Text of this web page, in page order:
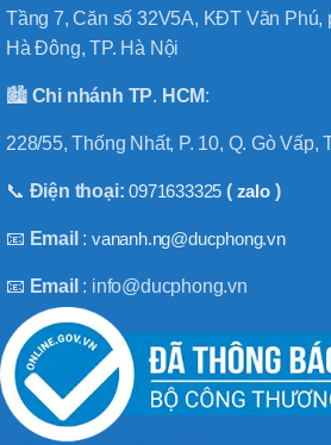
Tầng 7, Căn số 32V5A, KĐT Văn Phú,
Hà Đông, TP. Hà Nội
🏙️ Chi nhánh TP. HCM:
228/55, Thống Nhất, P. 10, Q. Gò Vấp,
📞 Điện thoại:0971633325 ( zalo)
📧 Email :vananh.ng@ducphong.vn
📧 Email : info@ducphong.vn